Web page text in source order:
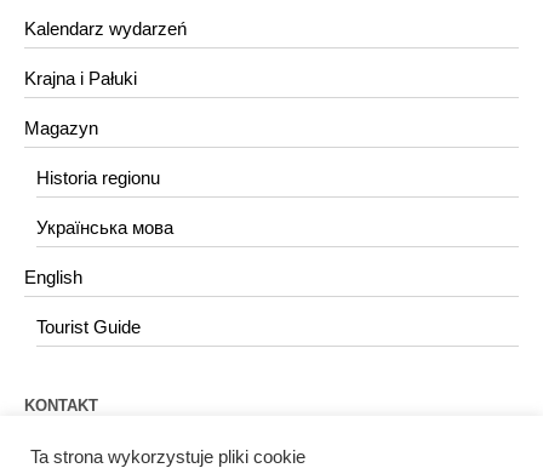
Kalendarz wydarzeń
Krajna i Pałuki
Magazyn
Historia regionu
Українська мова
English
Tourist Guide
KONTAKT
redakcja@portalkujawski.pl
Ta strona wykorzystuje pliki cookie